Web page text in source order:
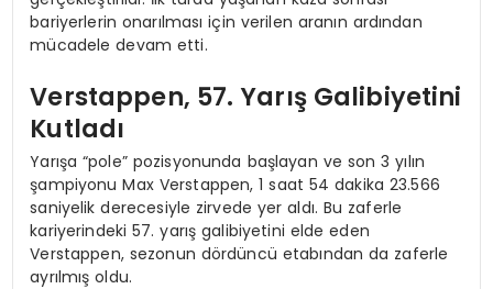
bariyerlerin onarılması için verilen aranın ardından
mücadele devam etti.
Verstappen, 57. Yarış Galibiyetini
Kutladı
Yarışa “pole” pozisyonunda başlayan ve son 3 yılın
şampiyonu Max Verstappen, 1 saat 54 dakika 23.566
saniyelik derecesiyle zirvede yer aldı. Bu zaferle
kariyerindeki 57. yarış galibiyetini elde eden
Verstappen, sezonun dördüncü etabından da zaferle
ayrılmış oldu.